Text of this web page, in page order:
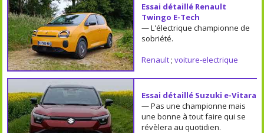
Essai détaillé Renault
Twingo E-Tech
— L'électrique championne de
sobriété.
Renault; voiture-electrique
Essai détaillé Suzuki e-Vitara
— Pas une championne mais
une bonne à tout faire qui se
révèlera au quotidien.